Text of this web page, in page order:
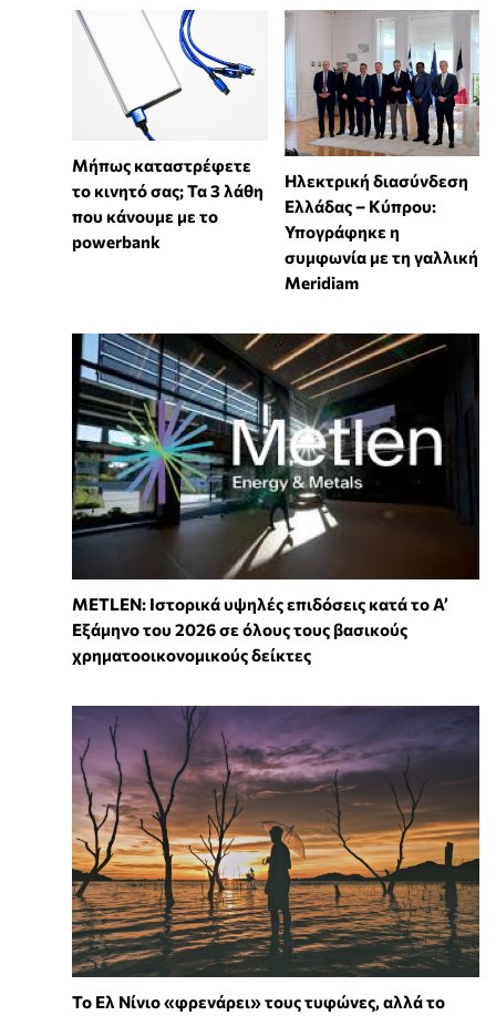
Μήπως καταστρέφετε
το κινητό σας; Τα 3 λάθη
που κάνουμε με το
powerbank
Ηλεκτρική διασύνδεση
Ελλάδας – Κύπρου:
Υπογράφηκε η
συμφωνία με τη γαλλική
Meridiam
METLEN: Ιστορικά υψηλές επιδόσεις κατά το Α’
Εξάμηνο του 2026 σε όλους τους βασικούς
χρηματοοικονομικούς δείκτες
Το Ελ Νίνιο «φρενάρει» τους τυφώνες, αλλά το